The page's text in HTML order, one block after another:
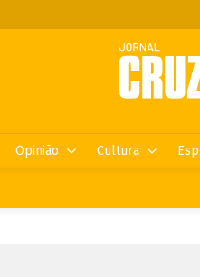
Opinião Cultura